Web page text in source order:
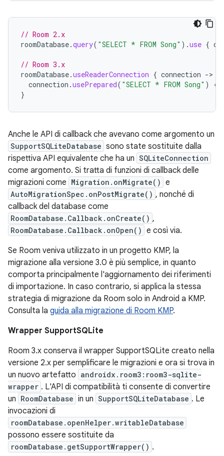
// Room 2.x
roomDatabase.query( "SELECT * FROM Song" ).use {
// Room 3.x
roomDatabase.useReaderConnection { connection -
connection .usePrepared( "SELECT * FROM Song" ) {
}
Anche le API di callback che avevano come argomento un
SupportSQLiteDatabase sono state sostituite dalla
rispettiva API equivalente che ha un SQLiteConnection
come argomento. Si tratta di funzioni di callback delle
migrazioni come Migration.onMigrate() e
AutoMigrationSpec.onPostMigrate() , nonché di
callback del database come
RoomDatabase.Callback.onCreate() ,
RoomDatabase.Callback.onOpen() e così via.
Se Room veniva utilizzato in un progetto KMP, la
migrazione alla versione 3.0 è più semplice, in quanto
comporta principalmente l'aggiornamento dei riferimenti
di importazione. In caso contrario, si applica la stessa
strategia di migrazione da Room solo in Android a KMP.
Consulta la guida alla migrazione di Room KMP.
Wrapper SupportSQLite
Room 3.x conserva il wrapper SupportSQLite creato nella
versione 2.x per semplificare le migrazioni e ora si trova in
un nuovo artefatto androidx.room3:room3-sqlite-
wrapper . L'API di compatibilità ti consente di convertire
un RoomDatabase in un SupportSQLiteDatabase . Le
invocazioni di
roomDatabase.openHelper.writableDatabase
possono essere sostituite da
roomDatabase.getSupportWrapper() .